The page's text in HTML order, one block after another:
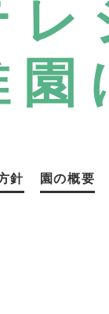
レ
園
針 園の概要